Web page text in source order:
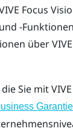
Focus
-
über
Sie mit